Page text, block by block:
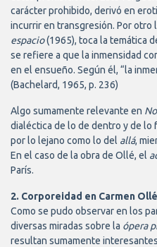
carácter prohibido, derivó en
incurrir en transgresión. Por otro
espacio(1965), toca la temática
se refiere a que la inmensidad
en el ensueño. Según él, “la
(Bachelard, 1965, p. 236)
Algo sumamente relevante en
dialéctica de lo de dentro y de lo
por lo lejano como lo del allá,
En el caso de la obra de Ollé, el
París.
2. Corporeidad en Carmen
Como se pudo observar en los
diversas miradas sobre la ópera
resultan sumamente